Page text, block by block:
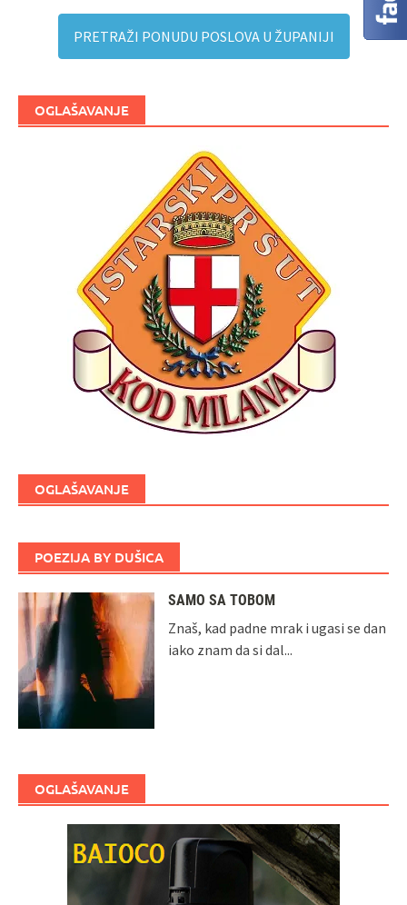
PRETRAŽI PONUDU POSLOVA U ŽUPANIJI
OGLAŠAVANJE
OGLAŠAVANJE
POEZIJA BY DUŠICA
SAMO SA TOBOM
Znaš, kad padne mrak i ugasi se dan
iako znam da si dal...
OGLAŠAVANJE